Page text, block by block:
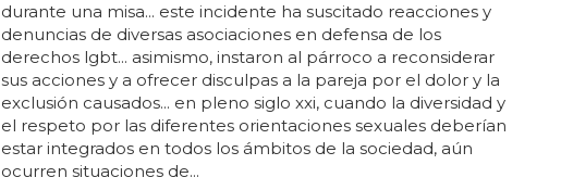
durante una misa... este incidente ha suscitado reacciones y
denuncias de diversas asociaciones en defensa de los
derechos lgbt... asimismo, instaron al párroco a reconsiderar
sus acciones y a ofrecer disculpas a la pareja por el dolor y la
exclusión causados... en pleno siglo xxi, cuando la diversidad y
el respeto por las diferentes orientaciones sexuales deberían
estar integrados en todos los ámbitos de la sociedad, aún
ocurren situaciones de...